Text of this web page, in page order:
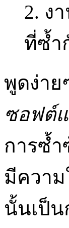
2. ง
ที่ซ้ำ
พูดง่าย
ซอฟต์
การซ้
มีความ
นั้นเป็